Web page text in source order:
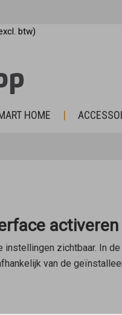
btw)
HOME
activeren
zichtbaar. In
van de